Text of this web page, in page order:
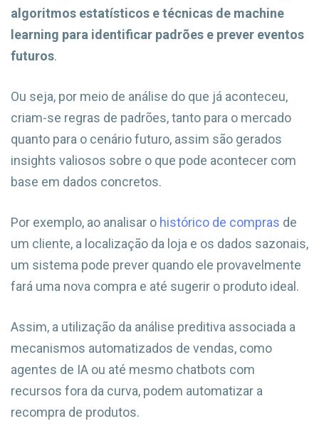
algoritmos estatísticos e técnicas de machine
learning para identificar padrões e prever eventos
futuros.
Ou seja, por meio de análise do que já aconteceu,
criam-se regras de padrões, tanto para o mercado
quanto para o cenário futuro, assim são gerados
insights valiosos sobre o que pode acontecer com
base em dados concretos.
Por exemplo, ao analisar o histórico de compras de
um cliente, a localização da loja e os dados sazonais,
um sistema pode prever quando ele provavelmente
fará uma nova compra e até sugerir o produto ideal.
Assim, a utilização da análise preditiva associada a
mecanismos automatizados de vendas, como
agentes de IA ou até mesmo chatbots com
recursos fora da curva, podem automatizar a
recompra de produtos.